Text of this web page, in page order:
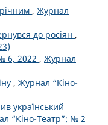
, Журнал
до росіян ,
6, 2022 , Журнал
, Журнал “Кіно-
український
“Кіно-Театр”: № 2